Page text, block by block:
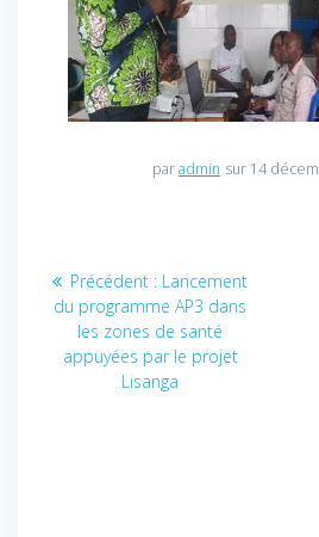
paradmin sur 14
Navigation
de
l’article
Précédent : Article
précédent
:
Lancement
du programme AP3 dans
les zones de santé
appuyées par le projet
Lisanga